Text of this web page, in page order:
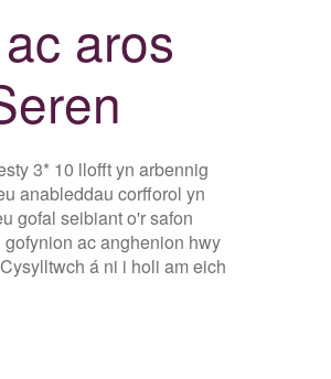
aros
3* 10 llofft yn arbennig
anableddau corfforol yn
gofal seibiant o'r safon
ac anghenion hwy
á ni i holi am eich